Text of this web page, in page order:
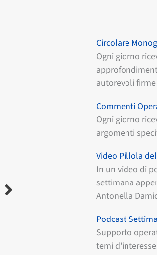
Circolare
Ogni giorno
autorevoli
Commenti
Ogni giorno
argomenti
Video Pillola
In un video di
settimana
Antonella
Podcast
Supporto
temi